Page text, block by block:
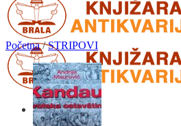
Početna / STRIPOVI